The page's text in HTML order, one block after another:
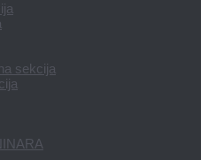
sekcija